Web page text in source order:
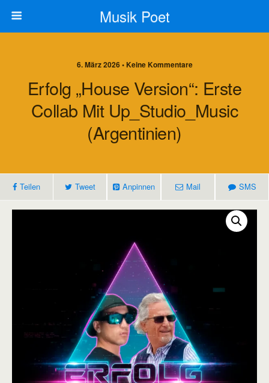
Musik Poet
6. März 2026 • Keine Kommentare
Erfolg „House Version“: Erste
Collab Mit Up_Studio_Music
(Argentinien)
Teilen Tweet Anpinnen Mail SMS